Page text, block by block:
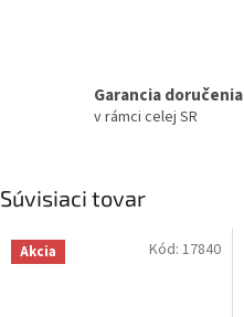
Garancia doručenia
v rámci celej SR
Súvisiaci tovar
Akcia Kód: 17840